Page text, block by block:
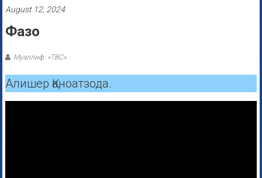
August 12, 2024
Фазо
Муаллиф: «ТВС»
Алишер Қаноатзода.